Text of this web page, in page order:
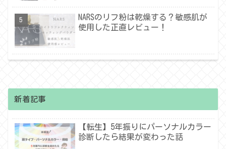
NARSのリフ粉は乾燥する？敏感肌が
使用した正直レビュー！
新着記事
【転生】5年振りにパーソナルカラー
診断したら結果が変わった話